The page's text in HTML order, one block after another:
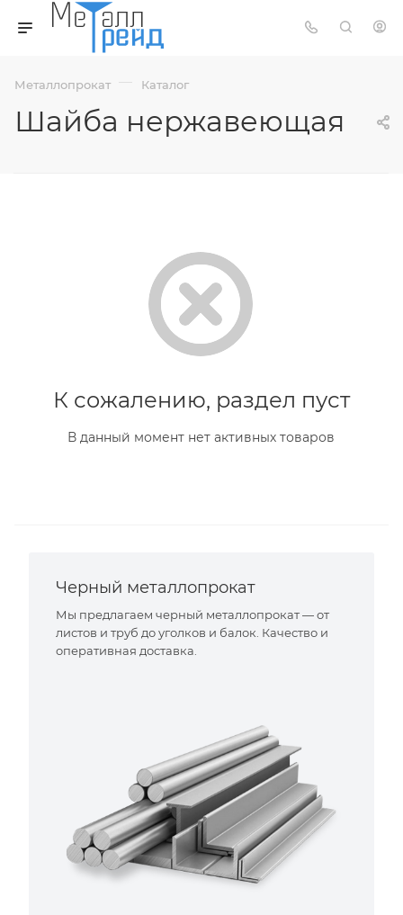
Металлопрокат — Каталог
Шайба нержавеющая
К сожалению, раздел пуст
В данный момент нет активных товаров
Черный металлопрокат
Мы предлагаем черный металлопрокат — от
листов и труб до уголков и балок. Качество и
оперативная доставка.